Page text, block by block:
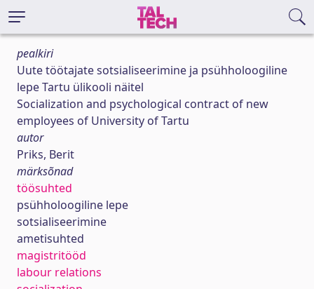
pealkiri
Uute töötajate sotsialiseerimine ja psühholoogiline
lepe Tartu ülikooli näitel
Socialization and psychological contract of new
employees of University of Tartu
autor
Priks, Berit
märksõnad
töösuhted
psühholoogiline lepe
sotsialiseerimine
ametisuhted
magistritööd
labour relations